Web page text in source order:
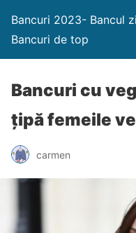
Bancuri 2023- Bancul
Bancuri de top
Bancuri cu
țipă femeile
carmen